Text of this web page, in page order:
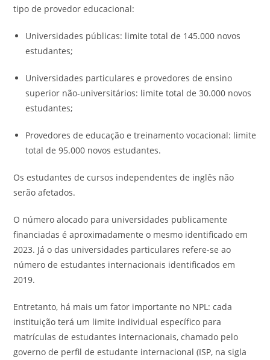
tipo de provedor educacional:
Universidades públicas: limite total de 145.000 novos
estudantes;
Universidades particulares e provedores de ensino
superior não-universitários: limite total de 30.000 novos
estudantes;
Provedores de educação e treinamento vocacional: limite
total de 95.000 novos estudantes.
Os estudantes de cursos independentes de inglês não
serão afetados.
O número alocado para universidades publicamente
financiadas é aproximadamente o mesmo identificado em
2023. Já o das universidades particulares refere-se ao
número de estudantes internacionais identificados em
2019.
Entretanto, há mais um fator importante no NPL: cada
instituição terá um limite individual específico para
matrículas de estudantes internacionais, chamado pelo
governo de perfil de estudante internacional (ISP, na sigla